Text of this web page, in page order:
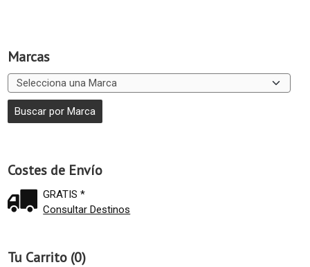
Marcas
Costes de Envío
GRATIS *
Consultar Destinos
Tu Carrito (0)